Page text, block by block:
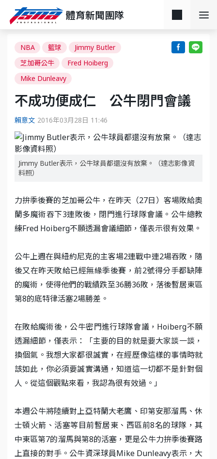
體育新聞團隊
NBA 籃球
Jimmy Butler
芝加哥公牛
Fred Hoiberg
Mike Dunleavy
不成功便成仁 公牛閉門會議
賴意文 2016年03月28日 11:46
Jimmy Butler表示，公牛球員都還沒有放棄。（達志影像資
料照）
力拚季後賽的芝加哥公牛，在昨天（27日）客場敗給奧
蘭多魔術吞下3連敗後，閉門進行球隊會議。公牛總教
練Fred Hoiberg不願透漏會議細節，僅表示很有效果。
公牛上週在與紐約尼克的主客場2連戰中連2場吞敗，隨
後又在昨天敗給已經無緣季後賽，前2號得分手都缺陣
的魔術，使得他們的戰績跌至36勝36敗，落後暫居東區
第8的底特律活塞2場勝差。
在敗給魔術後，公牛密門進行球隊會議，Hoiberg不願
透漏細節，僅表示：「主要的目的就是要大家談一談，
換個氣。我想大家都很誠實，在經歷像這樣的事情時就
該如此，你必須要誠實溝通，知道這一切都不是針對個
人。從這個觀點來看，我認為很有效過。」
本週公牛將陸續對上亞特蘭大老鷹、印第安那溜馬、休
士頓火箭、活塞等目前暫居東、西區前8名的球隊，其
中東區第7的溜馬與第8的活塞，更是公牛力拚季後賽路
上直接的對手。公牛資深球員Mike Dunleavy表示，大